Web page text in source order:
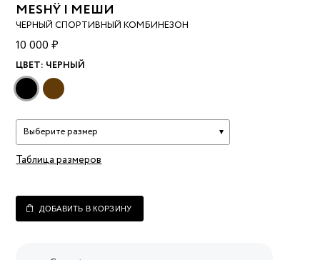
MESHŸ | МЕШИ
ЧЕРНЫЙ СПОРТИВНЫЙ КОМБИНЕЗОН
10 000 ₽
ЦВЕТ: ЧЕРНЫЙ
Выберите размер
Таблица размеров
ДОБАВИТЬ В КОРЗИНУ